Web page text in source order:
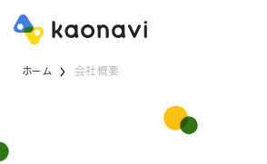
ホーム 会社概要